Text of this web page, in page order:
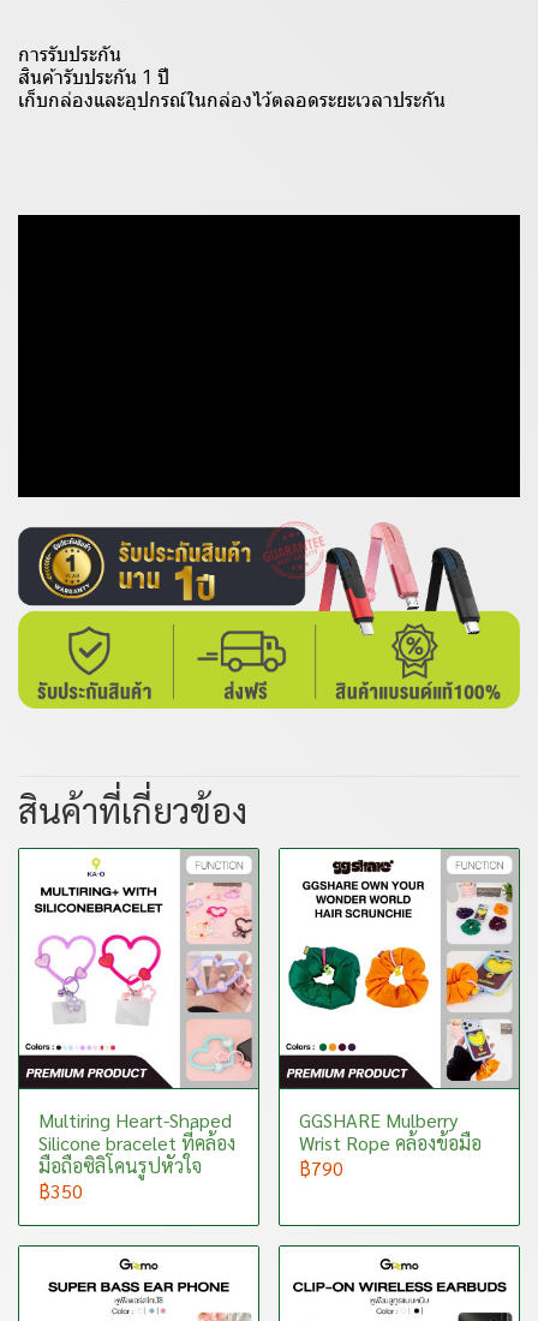
การรับประกัน
สินค้ารับประกัน 1 ปี
เก็บกล่องและอุปกรณ์ในกล่องไว้ตลอดระยะเวลาประกัน
สินค้าที่เกี่ยวข้อง
Multiring Heart-Shaped
Silicone bracelet ที่คล้อง
มือถือซิลิโคนรูปหัวใจ
฿350
GGSHARE Mulberry
Wrist Rope คล้องข้อมือ
฿790